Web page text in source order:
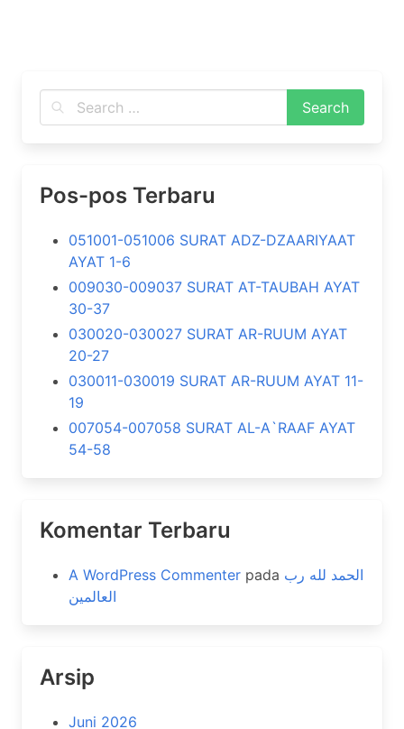
Pos-pos Terbaru
051001-051006 SURAT ADZ-DZAARIYAAT
AYAT 1-6
009030-009037 SURAT AT-TAUBAH AYAT
30-37
030020-030027 SURAT AR-RUUM AYAT
20-27
030011-030019 SURAT AR-RUUM AYAT 11-
19
007054-007058 SURAT AL-A`RAAF AYAT
54-58
Komentar Terbaru
A WordPress Commenter pada الحمد لله رب
العالمين
Arsip
Juni 2026